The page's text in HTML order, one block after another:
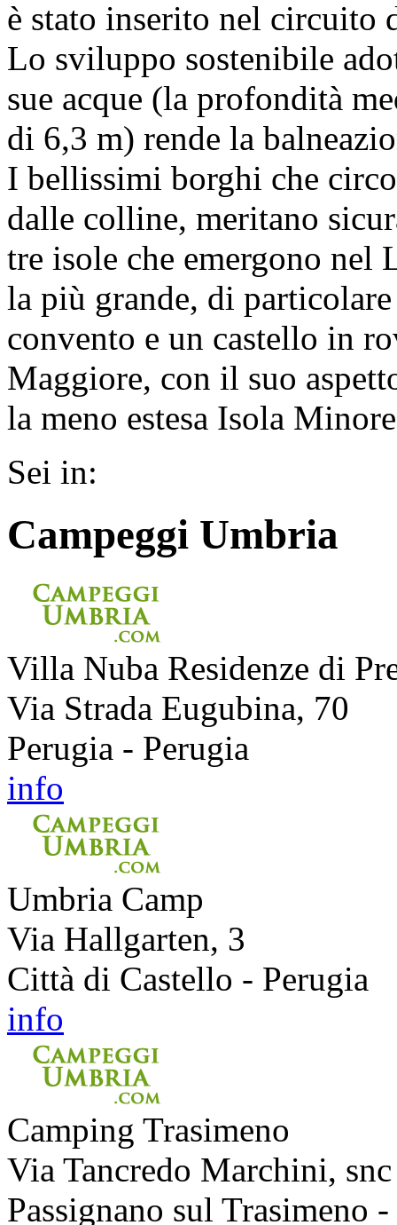
è stato inserito nel
Lo sviluppo sostenibile
sue acque (la profondità
di 6,3 m) rende la
I bellissimi borghi che
dalle colline, meritano
tre isole che emergono nel
la più grande, di
convento e un castello in
Maggiore, con il suo
la meno estesa Isola
Sei in:
Campeggi Umbria
Villa Nuba Residenze di
Via Strada Eugubina, 70
Perugia - Perugia
info
Umbria Camp
Via Hallgarten, 3
Città di Castello - Perugia
info
Camping Trasimeno
Via Tancredo Marchini, snc
Passignano sul Trasimeno